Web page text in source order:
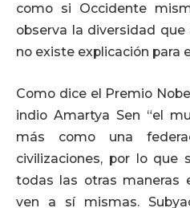
como si Occidente
observa la diversidad
no existe explicación para
Como dice el Premio
indio Amartya Sen “el
más como una
civilizaciones, por lo que
todas las otras maneras
ven a sí mismas.